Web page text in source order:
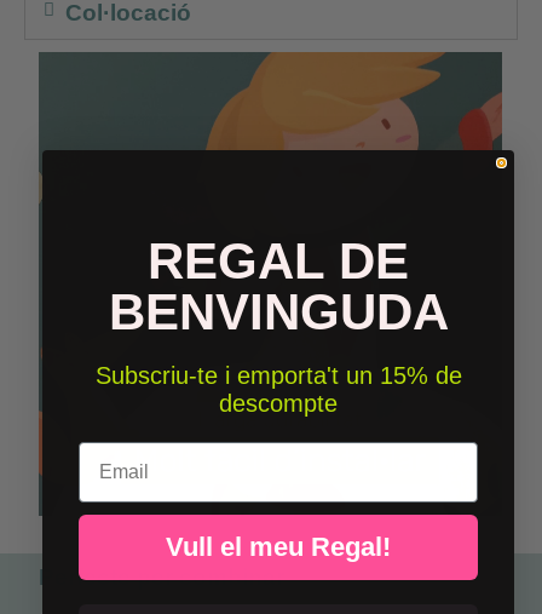
Col·locació
Perfecte per combinar
REGAL DE
BENVINGUDA
Subscriu-te i emporta't un 15% de
descompte
Email
Vull el meu Regal!